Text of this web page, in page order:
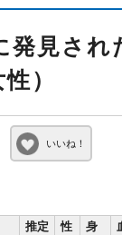
発見され
）
いいね！
推定
性
身